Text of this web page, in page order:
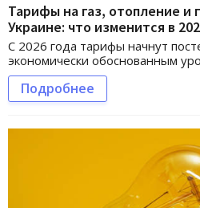
Тарифы на газ, отопление и
Украине: что изменится в
С 2026 года тарифы начнут
экономически обоснованным
Подробнее